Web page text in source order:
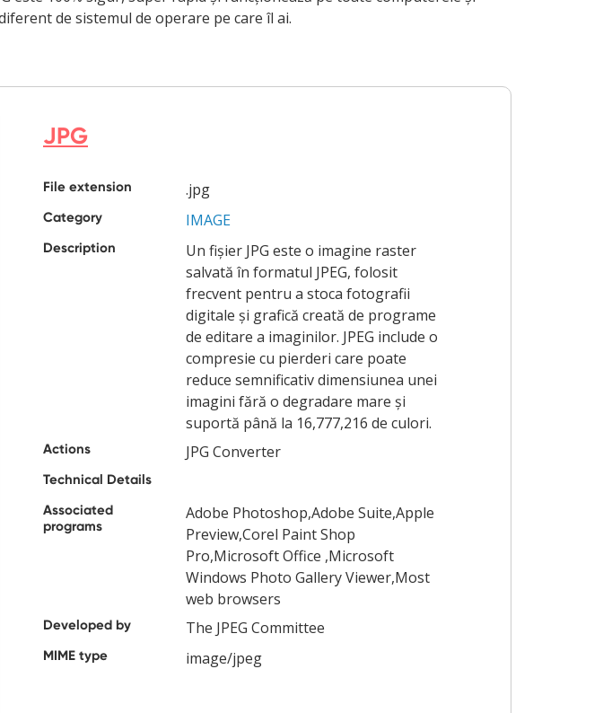
de sistemul de operare pe care îl ai.
JPG
File extension .jpg
Category IMAGE
Description
Un fișier JPG este o imagine raster
salvată în formatul JPEG, folosit
frecvent pentru a stoca fotografii
digitale și grafică creată de programe
de editare a imaginilor. JPEG include o
compresie cu pierderi care poate
reduce semnificativ dimensiunea unei
imagini fără o degradare mare și
suportă până la 16,777,216 de culori.
Actions JPG Converter
Technical Details
Associated
programs
Adobe Photoshop,Adobe Suite,Apple
Preview,Corel Paint Shop
Pro,Microsoft Office ,Microsoft
Windows Photo Gallery Viewer,Most
web browsers
Developed by The JPEG Committee
MIME type image/jpeg